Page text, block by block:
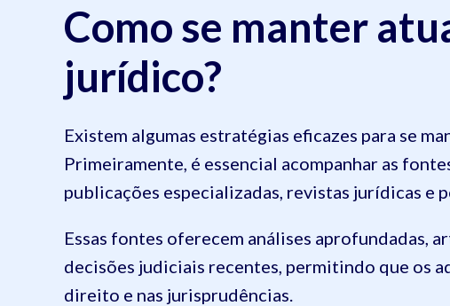
Como se manter
jurídico?
Existem algumas estratégias eficazes para se
Primeiramente, é essencial acompanhar as
publicações especializadas, revistas jurídicas e
Essas fontes oferecem análises aprofundadas,
decisões judiciais recentes, permitindo que os
direito e nas jurisprudências.